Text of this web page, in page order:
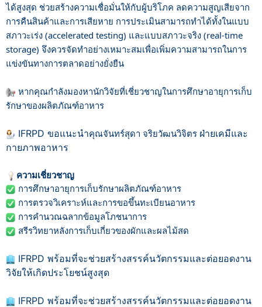
ได้สูงสุด ช่วยสร้างความเชื่อมั่นให้กับผู้บริโภค ลดความสูญเสียจาก
การคืนสินค้าและการเสียหาย การประเมินสามารถทำได้ทั้งในแบบ
สภาวะเร่ง (accelerated testing) และแบบสภาวะจริง (real-time
storage) จึงควรจัดทำอย่างเหมาะสมเพื่อเพิ่มความสามารถในการ
แข่งขันทางการตลาดอย่างยั่งยืน
หากคุณกำลังมองหานักวิจัยที่เชี่ยวชาญในการศึกษาอายุการเก็บ
รักษาของผลิตภัณฑ์อาหาร
IFRPD ขอแนะนำคุณจันทร์สุดา จริยวัฒนวิจิตร ฝ่ายเคมีและ
กายภาพอาหาร
ความเชี่ยวชาญ
การศึกษาอายุการเก็บรักษาผลิตภัณฑ์อาหาร
การตรวจวิเคราะห์และการขอขึ้นทะเบียนอาหาร
การคำนวณฉลากข้อมูลโภชนาการ
สรีรวิทยาหลังการเก็บเกี่ยวของผักและผลไม้สด
IFRPD พร้อมที่จะช่วยสร้างสรรค์นวัตกรรมและต่อยอดงาน
วิจัยให้เกิดประโยชน์สูงสุด
IFRPD พร้อมที่จะช่วยสร้างสรรค์นวัตกรรมและต่อยอดงาน